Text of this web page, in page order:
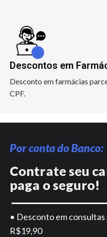
Descontos em
Desconto em farmácias
CPF.
Por conta do Banco:
Contrate seu
paga o seguro!
• Desconto em
R$19,90